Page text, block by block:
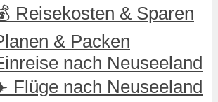
Reisekosten & Sparen
& Packen
nach Neuseeland
Flüge nach Neuseeland